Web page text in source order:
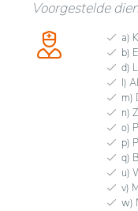
Voorgestelde
a)
b)
d)
l)
m)
n)
o)
p)
q)
u)
v)
w)